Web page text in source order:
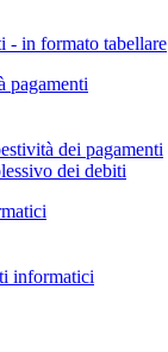
- in formato tabellare
pagamenti
dei pagamenti
dei debiti
informatici